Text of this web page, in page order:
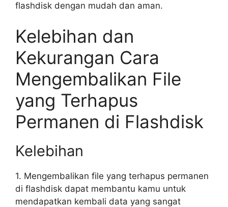
flashdisk dengan mudah dan aman.
Kelebihan dan
Kekurangan Cara
Mengembalikan File
yang Terhapus
Permanen di Flashdisk
Kelebihan
1. Mengembalikan file yang terhapus permanen
di flashdisk dapat membantu kamu untuk
mendapatkan kembali data yang sangat